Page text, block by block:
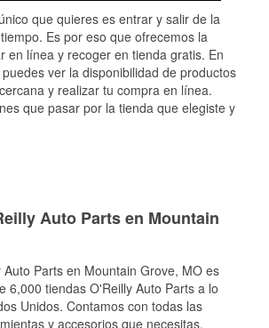
que quieres es entrar y salir de la
Es por eso que ofrecemos la
en línea y recoger en tienda gratis. En
ver la disponibilidad de productos
y realizar tu compra en línea.
que pasar por la tienda que elegiste y
Auto Parts en Mountain
Parts en Mountain Grove, MO es
6,000 tiendas O'Reilly Auto Parts a lo
Unidos. Contamos con todas las
y accesorios que necesitas,